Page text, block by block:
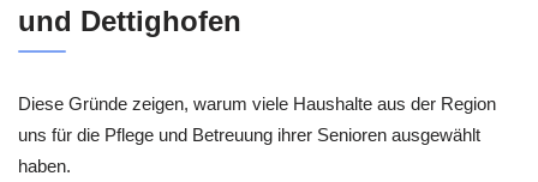
und Dettighofen
Diese Gründe zeigen, warum viele Haushalte aus der Region
uns für die Pflege und Betreuung ihrer Senioren ausgewählt
haben.